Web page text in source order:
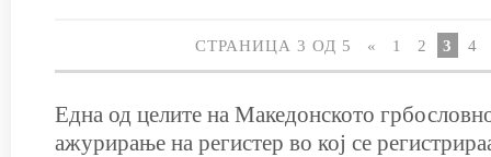
СТРАНИЦА 3 ОД 5 « 1 2 3 4
Една од целите на Македонското
ажурирање на регистер во кој се